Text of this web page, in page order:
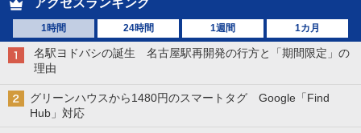
アクセスランキング
1時間 24時間 1週間 1カ月
名駅ヨドバシの誕生 名古屋駅再開発の行方と「期間限定」の
理由
グリーンハウスから1480円のスマートタグ Google「Find
Hub」対応